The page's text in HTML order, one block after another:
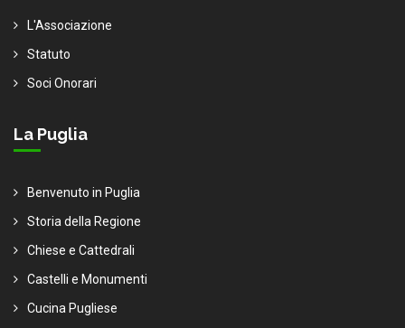
L'Associazione
Statuto
Soci Onorari
La Puglia
Benvenuto in Puglia
Storia della Regione
Chiese e Cattedrali
Castelli e Monumenti
Cucina Pugliese